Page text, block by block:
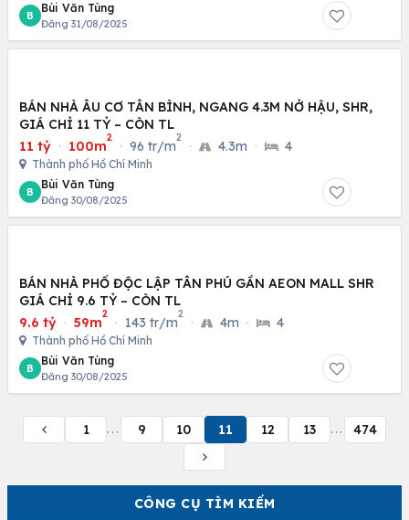
CÔNG CỤ TÌM KIẾM
B
Bùi Văn Tùng
Đăng 31/08/2025
BÁN NHÀ ÂU CƠ TÂN BÌNH, NGANG 4.3M NỞ HẬU, SHR,
GIÁ CHỈ 11 TỶ – CÒN TL
11 tỷ · 100m
2
· 96 tr/m
2
· 4.3m · 4
Thành phố Hồ Chí Minh
B
Bùi Văn Tùng
Đăng 30/08/2025
BÁN NHÀ PHỐ ĐỘC LẬP TÂN PHÚ GẦN AEON MALL SHR
GIÁ CHỈ 9.6 TỶ – CÒN TL
9.6 tỷ · 59m
2
· 143 tr/m
2
· 4m · 4
Thành phố Hồ Chí Minh
B
Bùi Văn Tùng
Đăng 30/08/2025
1 ... 9 10 11 12 13 ... 474